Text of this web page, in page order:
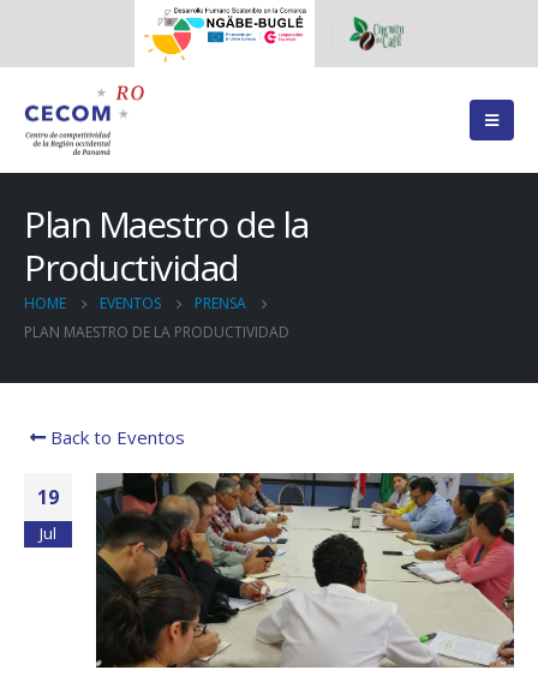
Plan Maestro de la
Productividad
HOME EVENTOS
PRENSA
PLAN MAESTRO DE LA PRODUCTIVIDAD
Back to Eventos
19
Jul